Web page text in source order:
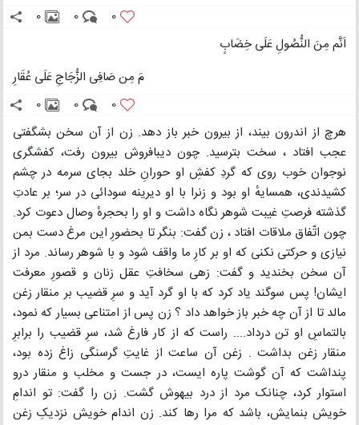
0
0
0
اَنَّم مِنَ النُّصُولِ عَلَی خِضَابٍ
مَ مِن صَافِی الزُّجَاجِ عَلَی عُقَارِ
0
0
0
هرچ از اندرون بیند، از بیرون خبر باز دهد. زن از آن سخن بشگفتی
عجب افتاد ، سخت بترسید. چون دیبافروش بیرون رفت، کفشگری
نوجوان خوب روی که گردِ کفشِ او حورانِ خلد بجای سرمه در چشم
کشیدندی، همسایهٔ او بود و زنرا با او دیرینه سودائی در سر؛ بر عادتِ
گذشته فرصتِ غیبت شوهر نگاه داشت و او را بحجرهٔ وصال دعوت کرد.
چون اتّفاق ملاقات افتاد ، زن گفت: بنگر تا بحضورِ این مرغ دست بمن
نیازی و حرکتی نکنی که او بر کارِ ما واقف شود و با شوهر رساند. مرد از
آن سخن بخندید و گفت: زهی سخافتِ عقل زنان و قصورِ معرفت
ایشان! پس سوگند یاد کرد که با او گرد آید و سرِ قضیب بر منقار زغن
مالد تا از آن چه خبر باز خواهد داد ؟ زن پس از امتناعی بسیار که نمود،
بالتماسِ او تن درداد.... راست که از کار فارغ شد، سرِ قضیب را برابرِ
منقار زغن بداشت . زغن آن ساعت از غایتِ گرسنگی زاغ زده بود،
پنداشت که آن گوشت پاره ایست، در جست و مخلب و منقار درو
استوار کرد، چنانک مرد از درد بیهوش گشت. زن را گفت: تو اندامِ
خویش بنمایش، باشد که مرا رها کند. زن اندام خویش نزدیکِ زغن